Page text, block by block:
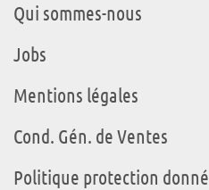
Qui sommes-nous
Jobs
Mentions légales
Cond. Gén. de Ventes
Politique protection